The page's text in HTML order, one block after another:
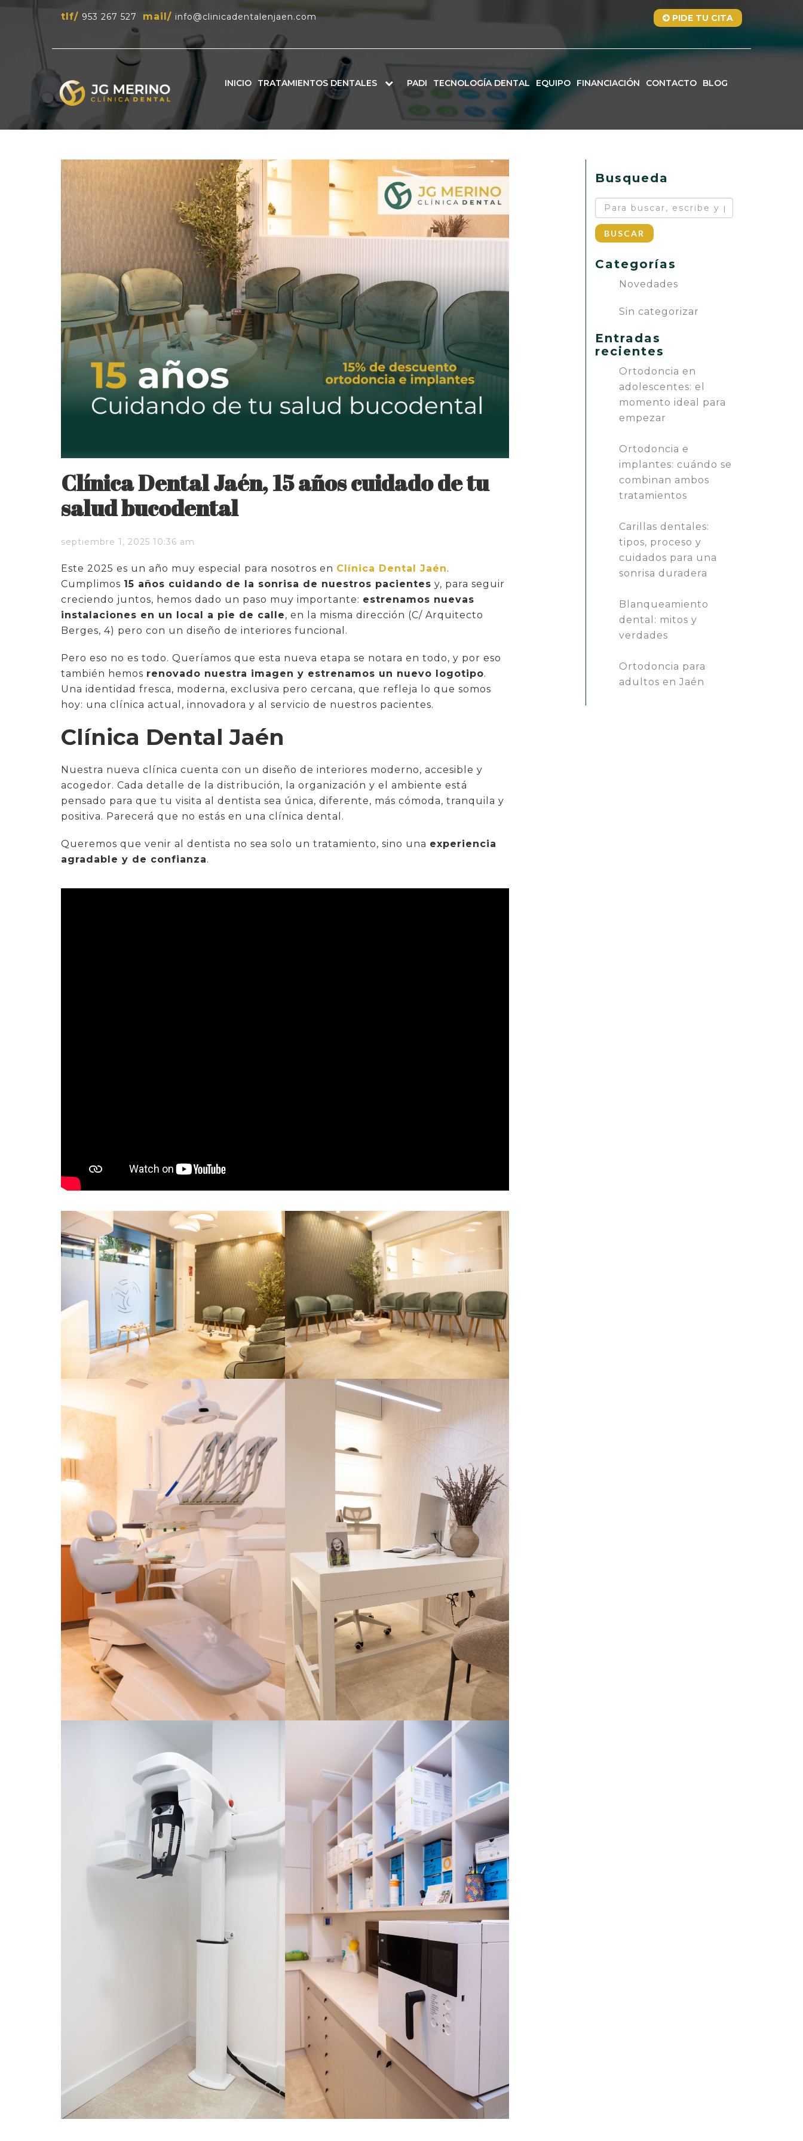
tlf/ 953 267 527 mail/ info@clinicadentalenjaen.com PIDE TU CITA
INICIO TRATAMIENTOS DENTALES PADI TECNOLOGÍA DENTAL EQUIPO FINANCIACIÓN CONTACTO BLOG
Clínica Dental Jaén, 15 años cuidado de tu
salud bucodental
septiembre 1, 2025 10:36 am
Este 2025 es un año muy especial para nosotros en Clínica Dental Jaén.
Cumplimos 15 años cuidando de la sonrisa de nuestros pacientes y, para seguir
creciendo juntos, hemos dado un paso muy importante: estrenamos nuevas
instalaciones en un local a pie de calle, en la misma dirección (C/ Arquitecto
Berges, 4) pero con un diseño de interiores funcional.
Pero eso no es todo. Queríamos que esta nueva etapa se notara en todo, y por eso
también hemos renovado nuestra imagen y estrenamos un nuevo logotipo.
Una identidad fresca, moderna, exclusiva pero cercana, que refleja lo que somos
hoy: una clínica actual, innovadora y al servicio de nuestros pacientes.
Clínica Dental Jaén
Nuestra nueva clínica cuenta con un diseño de interiores moderno, accesible y
acogedor. Cada detalle de la distribución, la organización y el ambiente está
pensado para que tu visita al dentista sea única, diferente, más cómoda, tranquila y
positiva. Parecerá que no estás en una clínica dental.
Queremos que venir al dentista no sea solo un tratamiento, sino una experiencia
agradable y de confianza.
Busqueda
BUSCAR
Categorías
Novedades
Sin categorizar
Entradas
recientes
Ortodoncia en
adolescentes: el
momento ideal para
empezar
Ortodoncia e
implantes: cuándo se
combinan ambos
tratamientos
Carillas dentales:
tipos, proceso y
cuidados para una
sonrisa duradera
Blanqueamiento
dental: mitos y
verdades
Ortodoncia para
adultos en Jaén